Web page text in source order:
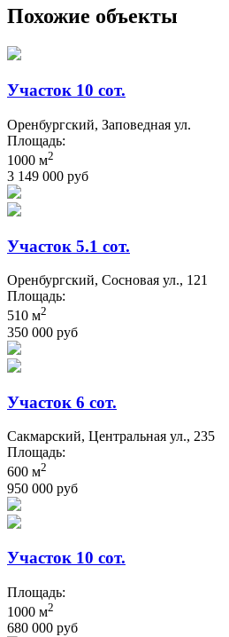
Похожие объекты
Участок 10 сот.
Оренбургский, Заповедная ул.
Площадь:
1000 м2
3 149 000 руб
Участок 5.1 сот.
Оренбургский, Сосновая ул., 121
Площадь:
510 м2
350 000 руб
Участок 6 сот.
Сакмарский, Центральная ул., 235
Площадь:
600 м2
950 000 руб
Участок 10 сот.
Площадь:
1000 м2
680 000 руб